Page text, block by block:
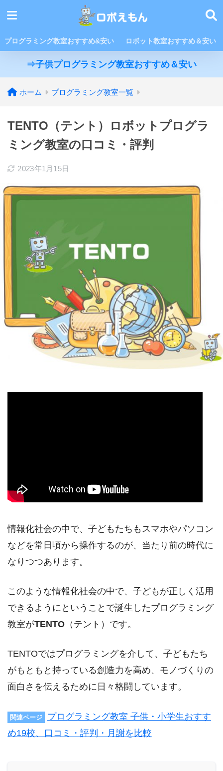
プログラミング教室おすすめ&安い ロボット教室おすすめ＆安い
⇒子供プログラミング教室おすすめ＆安い
ホーム プログラミング教室一覧
TENTO（テント）ロボットプログラ
ミング教室の口コミ・評判
2023年1月15日
情報化社会の中で、子どもたちもスマホやパソコン
などを常日頃から操作するのが、当たり前の時代に
なりつつあります。
このような情報化社会の中で、子どもが正しく活用
できるようにということで誕生したプログラミング
教室がTENTO （テント）です。
TENTOではプログラミングを介して、子どもたち
がもともと持っている創造力を高め、モノづくりの
面白さを伝えるために日々格闘しています。
関連ページ
プログラミング教室 子供・小学生おすす
め19校、口コミ・評判・月謝を比較